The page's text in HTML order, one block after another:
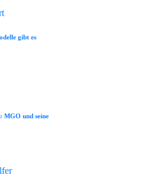
gibt es
MGO und seine